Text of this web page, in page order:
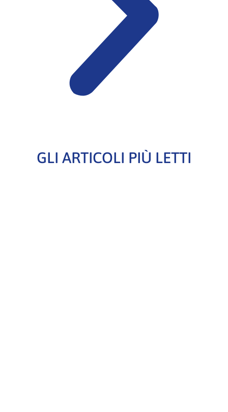
GLI ARTICOLI PIÙ LETTI